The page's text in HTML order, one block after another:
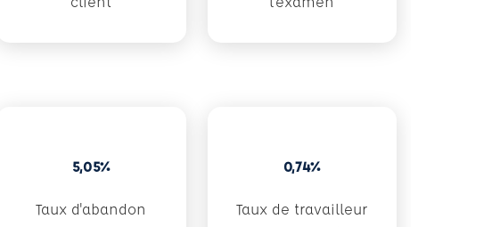
5,05%
Taux d'abandon
0,74%
Taux de travailleur